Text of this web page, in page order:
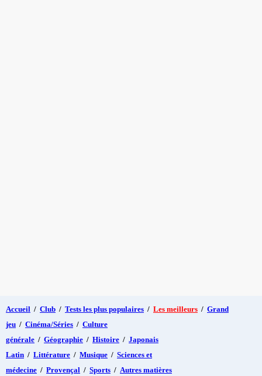
Accueil / Club / Tests les plus populaires / Les meilleurs / Grand
jeu / Cinéma/Séries / Culture
générale / Géographie / Histoire / Japonais
Latin / Littérature / Musique / Sciences et
médecine / Provençal / Sports / Autres matières